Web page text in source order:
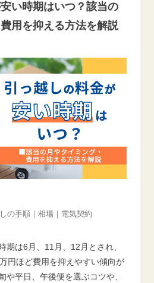
い時期はいつ？該当の
用を抑える方法を解説
の手順 相場 電気契約
期は6月、11月、12月とされ、
円ほど費用を抑えやすい傾向が
や平日、午後便を選ぶコツや、